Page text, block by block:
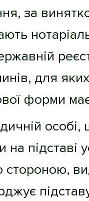
за
для
форми має
особі,
на підставі
стороною,